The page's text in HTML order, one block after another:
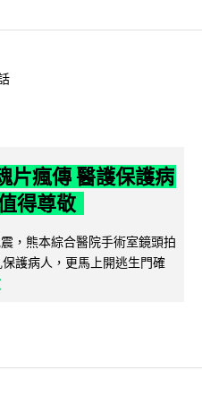
片瘋傳 醫護保護病
得尊敬
，熊本綜合醫院手術室鏡頭拍
護病人，更馬上開逃生門確